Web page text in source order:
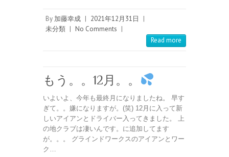
By 加藤幸成 | 2021年12月31日
|
未分類 | No Comments |
Read more
もう。。12月。。
いよいよ、今年も最終月になりましたね。 早す
ぎて。。嫌になりますが。(笑) 12月に入って新
しいアイアンとドライバー入ってきました。 上
の地クラブは凄いんです。に追加してます
が。。。 グラインドワークスのアイアンとワー
ク…